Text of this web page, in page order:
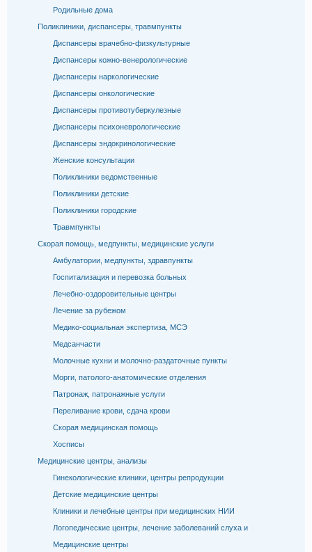
Родильные дома
Поликлиники, диспансеры, травмпункты
Диспансеры врачебно-физкультурные
Диспансеры кожно-венерологические
Диспансеры наркологические
Диспансеры онкологические
Диспансеры противотуберкулезные
Диспансеры психоневрологические
Диспансеры эндокринологические
Женские консультации
Поликлиники ведомственные
Поликлиники детские
Поликлиники городские
Травмпункты
Скорая помощь, медпункты, медицинские услуги
Амбулатории, медпункты, здравпункты
Госпитализация и перевозка больных
Лечебно-оздоровительные центры
Лечение за рубежом
Медико-социальная экспертиза, МСЭ
Медсанчасти
Молочные кухни и молочно-раздаточные пункты
Морги, патолого-анатомические отделения
Патронаж, патронажные услуги
Переливание крови, сдача крови
Скорая медицинская помощь
Хосписы
Медицинские центры, анализы
Гинекологические клиники, центры репродукции
Детские медицинские центры
Клиники и лечебные центры при медицинских НИИ
Логопедические центры, лечение заболеваний слуха и
Медицинские центры